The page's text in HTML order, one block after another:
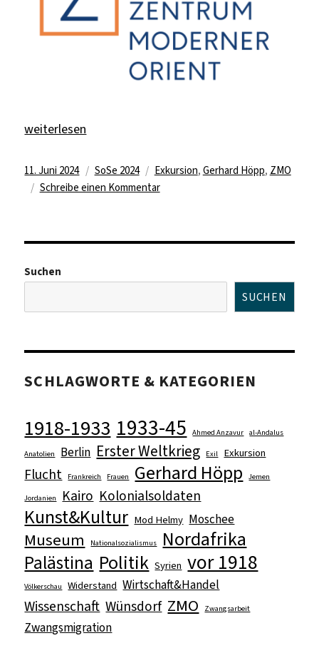
„Zu Besuch im Zentrum Moderner Orient“
weiterlesen
Veröffentlicht
am
11. Juni 2024 Kategorien
SoSe 2024 Schlagwörter
Exkursion, Gerhard Höpp, ZMO
Schreibe einen Kommentarzu
im
Suchen
SUCHEN
SCHLAGWORTE & KATEGORIEN
1918-1933 1933-45 Ahmed Anzavur al-Andalus
Anatolien Berlin Erster Weltkrieg Exil Exkursion
Flucht Frankreich Frauen Gerhard Höpp Jemen
Jordanien Kairo Kolonialsoldaten
Kunst&Kultur Mod Helmy Moschee
Museum Nationalsozialismus Nordafrika
Palästina Politik Syrien vor 1918
Völkerschau Widerstand Wirtschaft&Handel
Wissenschaft Wünsdorf ZMO Zwangsarbeit
Zwangsmigration